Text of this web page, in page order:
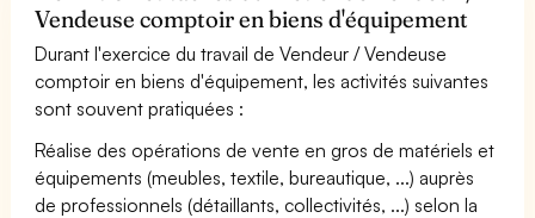
Vendeuse comptoir en biens d'équipement
Durant l'exercice du travail de Vendeur / Vendeuse
comptoir en biens d'équipement, les activités suivantes
sont souvent pratiquées :
Réalise des opérations de vente en gros de matériels et
équipements (meubles, textile, bureautique, ...) auprès
de professionnels (détaillants, collectivités, ...) selon la